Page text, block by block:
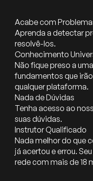
Acabe com
Aprenda a detectar
resolvê-los.
Conhecimento
Não fique preso a
fundamentos que
qualquer plataforma.
Nada de Dúvidas
Tenha acesso ao
suas dúvidas.
Instrutor Qualificado
Nada melhor do que
já acertou e errou.
rede com mais de 18